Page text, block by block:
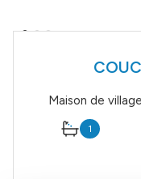
1